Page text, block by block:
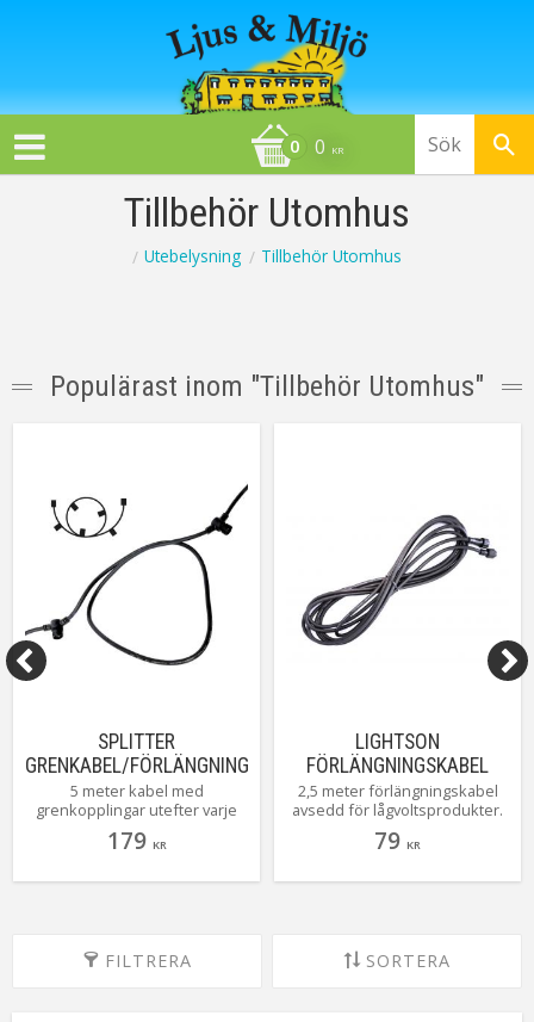
0 KR
Tillbehör Utomhus
Utebelysning Tillbehör Utomhus
Populärast inom "Tillbehör Utomhus"
SPLITTER
GRENKABEL/FÖRLÄNGNING
5M MED 5+1 UTTAG 12V
5 meter kabel med
grenkopplingar utefter varje
meter så du enkelt kan koppl
dina lampor, fler kablar eller
du [Läs mer]
179 KR
LIGHTSON
FÖRLÄNGNINGSKABEL
2,5M 12V
2,5 meter förlängningskabel
avsedd för lågvoltsprodukter.
Kabeln är tillverkad i gummi för
bästa hållbarhet både över och
79 KR
FILTRERA SORTERA